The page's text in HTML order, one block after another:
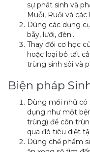
sự phát sinh và
Muỗi, Ruồi và
Dùng các dụng
bẫy, lưới, đèn…
Thay đổi cơ học
hoặc loại bỏ tất
trùng sinh sôi và
Biện pháp
Dùng mồi nhử
dụng như một
trùng) để côn
qua đó tiêu diệt
Dùng chế phẩm